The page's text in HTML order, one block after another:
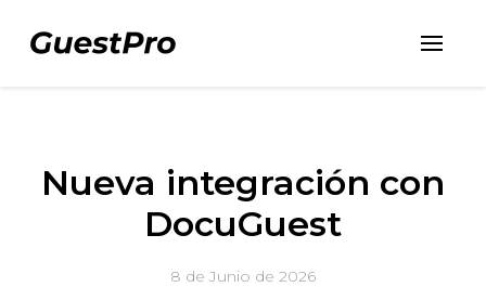
Nueva integración con
DocuGuest
8 de Junio de 2026